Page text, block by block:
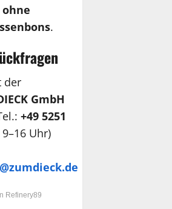
ohne
.
der
GmbH
+49 5251
Uhr)
Refinery89